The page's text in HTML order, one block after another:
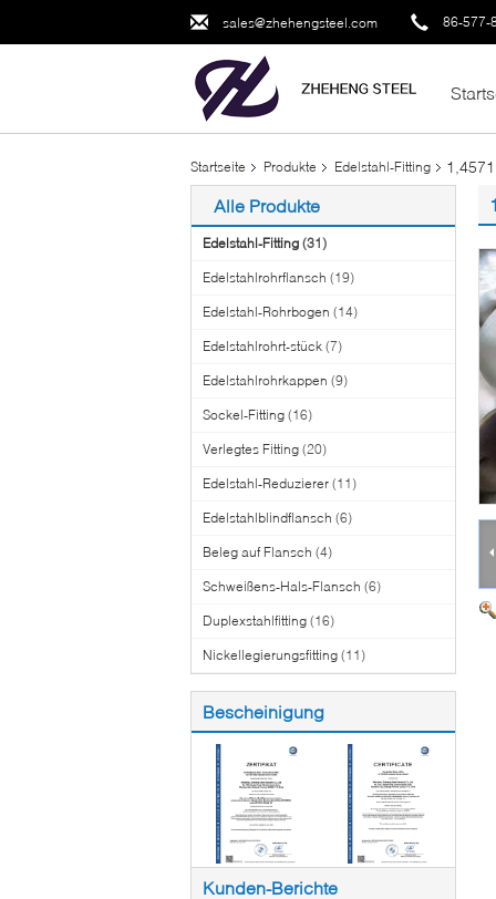
sales@zhehengsteel.com 86-577-
Startseite Produkte Edelstahl-Fitting
Alle Produkte
Edelstahl-Fitting (31)
Edelstahlrohrflansch (19)
Edelstahl-Rohrbogen (14)
Edelstahlrohrt-stück (7)
Edelstahlrohrkappen (9)
Sockel-Fitting (16)
Verlegtes Fitting (20)
Edelstahl-Reduzierer (11)
Edelstahlblindflansch (6)
Beleg auf Flansch (4)
Schweißens-Hals-Flansch (6)
Duplexstahlfitting (16)
Nickellegierungsfitting (11)
Bescheinigung
Kunden-Berichte